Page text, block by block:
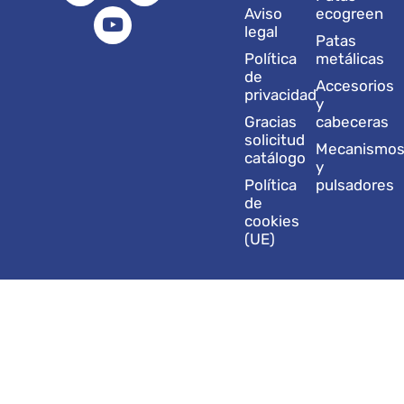
u
b
Aviso
legal
Política
de
privacidad
Gracias
solicitud
catálogo
Política
de
cookies
(UE)
ecogreen
Patas
metálicas
Accesorios
y
cabeceras
y
pulsadores